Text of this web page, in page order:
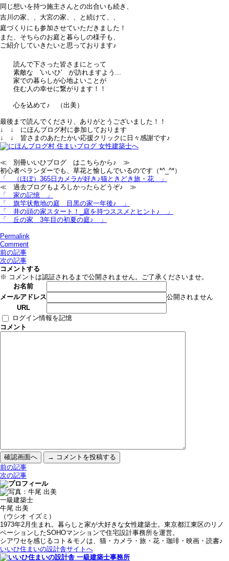
同じ想いを持つ施主さんとの出合いも続き、
吉川の家、、大宮の家、、と続けて、、
庭づくりにも参加させていただきました！
また、そちらのお庭と暮らしの様子も、
ご紹介していきたいと思っております♪
読んで下さった皆さまにとって
素敵な 'いいひ' が訪れますよう...
家での暮らしが心地よいことが
住む人の幸せに繋がります！！
心を込めて♪ （出美）
最後まで読んでくださり、ありがとうございました！！
↓ ↓ にほんブログ村に参加しております
↓ ↓ 皆さまのあたたかい応援クリックに日々感謝です♪
≪ 別冊いいひブログ はこちらから♪ ≫
初心者ベランダーでも、草花と愉しんでいるのです（*^_^*）
「 （ほぼ）365日カメラが好き♪猫ときどき旅・花 」
≪ 過去ブログもよろしかったらどうぞ♪ ≫
「 家の記憶 」
「 旗竿状敷地の庭＿目黒の家一年後♪ 」
「 井の頭の家スタート！_庭を持つススメとヒント♪ 」
「 丘の家＿3年目の初夏の庭♪ 」
Permalink
Comment
前の記事
次の記事
コメントする
※ コメントは認証されるまで公開されません。ご了承くださいませ。
お名前
メールアドレス
公開されません
URL
ログイン情報を記憶
コメント
前の記事
次の記事
一級建築士
牛尾 出美
（ウシオ イズミ）
1973年2月生まれ。暮らしと家が大好きな女性建築士。東京都江東区のリノ
ベーションしたSOHOマンションで住宅設計事務所を運営。
シアワセを感じるコト＆モノは、猫・カメラ・旅・花・珈琲・映画・読書♪
いいひ住まいの設計舎サイトへ